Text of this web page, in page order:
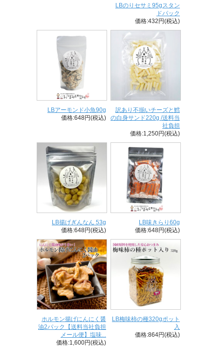
LBのりセサミ95gスタン
ドパック
価格:432円(税込)
LBアーモンド小魚90g
価格:648円(税込)
訳あり不揃いチーズと鱈
の白身サンド220g /送料当
社負担
価格:1,250円(税込)
LB揚げぎんなん 53g
価格:648円(税込)
LB味きらり60g
価格:648円(税込)
ホルモン揚げにんにく醤
油2パック【送料当社負担
メール便】塩味...
価格:1,600円(税込)
LB梅味柿の種320gポット
入
価格:864円(税込)